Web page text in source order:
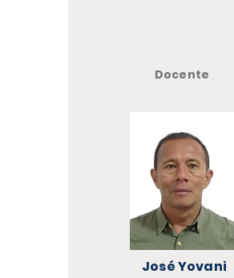
Docente
José Yovani